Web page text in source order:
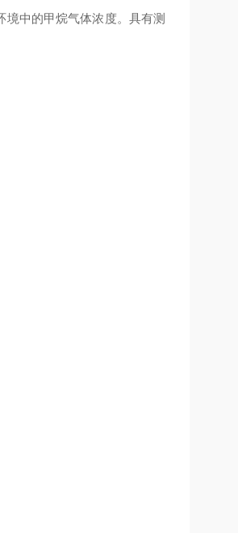
中的甲烷气体浓度。具有测